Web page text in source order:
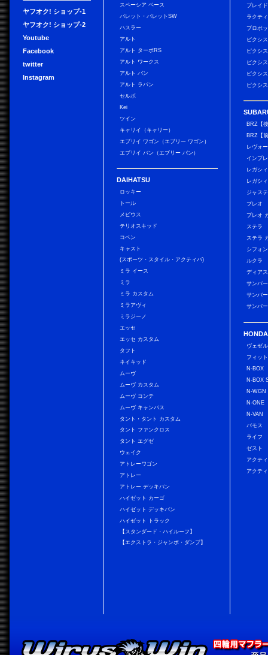
ヤフオク! ショップ-1
ヤフオク! ショップ-2
Youtube
Facebook
twitter
Instagram
スペーシア ベース
パレット・パレットSW
ハスラー
アルト
アルト ターボRS
アルト ワークス
アルト バン
アルト ラパン
セルボ
Kei
ツイン
キャリイ（キャリー）
エブリイ ワゴン（エブリー ワゴン）
エブリイ バン（エブリー バン）
DAIHATSU
ロッキー
トール
メビウス
テリオスキッド
コペン
キャスト
(スポーツ・スタイル・アクティバ)
ミラ イース
ミラ
ミラ カスタム
ミラアヴィ
ミラジーノ
エッセ
エッセ カスタム
タフト
ネイキッド
ムーヴ
ムーヴ カスタム
ムーヴ コンテ
ムーヴ キャンバス
タント・タント カスタム
タント ファンクロス
タント エグゼ
ウェイク
アトレーワゴン
アトレー
アトレー デッキバン
ハイゼット カーゴ
ハイゼット デッキバン
ハイゼット トラック
【スタンダード・ハイルーフ】
【エクストラ・ジャンボ・ダンプ】
ブレイド
ラクテ
プロボ
ピクシ
ピクシ
ピクシ
ピクシ
ピクシ
BRZ【
BRZ【
レヴォ
インプ
レガシ
レガシ
ジャス
プレオ
プレオ
ステラ
ステラ
シフォ
ルクラ
ディア
サンバ
サンバ
サンバ
HONDA
ヴェゼル
フィット
N-BOX
N-BOX
N-WGN
N-ONE
N-VAN
バモス
ライフ
ゼスト
アクテ
アクテ